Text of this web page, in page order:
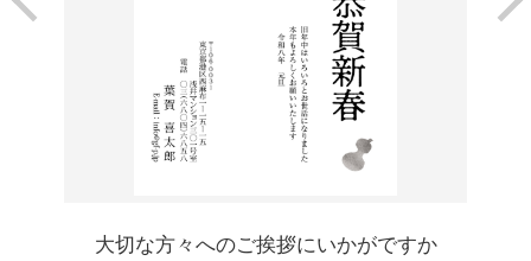
大切な方々へのご挨拶にいかがですか